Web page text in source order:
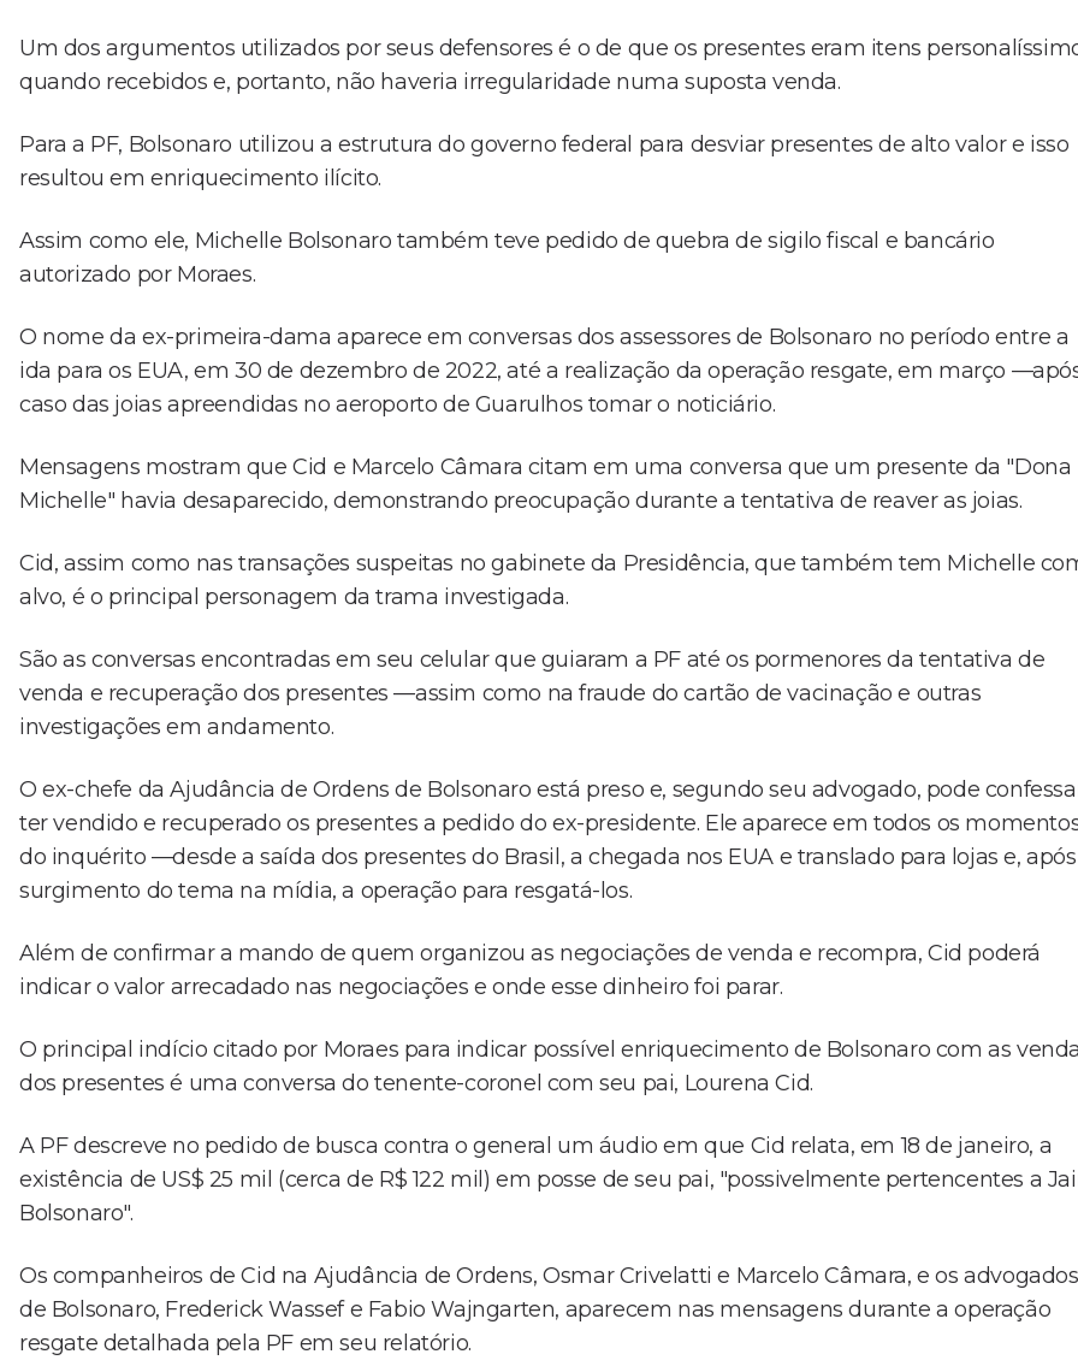
Um dos argumentos utilizados por seus defensores é o de que os presentes eram itens
quando recebidos e, portanto, não haveria irregularidade numa suposta venda.
Para a PF, Bolsonaro utilizou a estrutura do governo federal para desviar presentes de alto valor e isso
resultou em enriquecimento ilícito.
Assim como ele, Michelle Bolsonaro também teve pedido de quebra de sigilo fiscal e bancário
autorizado por Moraes.
O nome da ex-primeira-dama aparece em conversas dos assessores de Bolsonaro no período entre a
ida para os EUA, em 30 de dezembro de 2022, até a realização da operação resgate, em março
caso das joias apreendidas no aeroporto de Guarulhos tomar o noticiário.
Mensagens mostram que Cid e Marcelo Câmara citam em uma conversa que um presente da "Dona
Michelle" havia desaparecido, demonstrando preocupação durante a tentativa de reaver as joias.
Cid, assim como nas transações suspeitas no gabinete da Presidência, que também tem Michelle
alvo, é o principal personagem da trama investigada.
São as conversas encontradas em seu celular que guiaram a PF até os pormenores da tentativa de
venda e recuperação dos presentes —assim como na fraude do cartão de vacinação e outras
investigações em andamento.
O ex-chefe da Ajudância de Ordens de Bolsonaro está preso e, segundo seu advogado, pode
ter vendido e recuperado os presentes a pedido do ex-presidente. Ele aparece em todos os
do inquérito —desde a saída dos presentes do Brasil, a chegada nos EUA e translado para lojas e,
surgimento do tema na mídia, a operação para resgatá-los.
Além de confirmar a mando de quem organizou as negociações de venda e recompra, Cid poderá
indicar o valor arrecadado nas negociações e onde esse dinheiro foi parar.
O principal indício citado por Moraes para indicar possível enriquecimento de Bolsonaro com as
dos presentes é uma conversa do tenente-coronel com seu pai, Lourena Cid.
A PF descreve no pedido de busca contra o general um áudio em que Cid relata, em 18 de janeiro, a
existência de US$ 25 mil (cerca de R$ 122 mil) em posse de seu pai, "possivelmente pertencentes a
Bolsonaro".
Os companheiros de Cid na Ajudância de Ordens, Osmar Crivelatti e Marcelo Câmara, e os advogados
de Bolsonaro, Frederick Wassef e Fabio Wajngarten, aparecem nas mensagens durante a operação
resgate detalhada pela PF em seu relatório.